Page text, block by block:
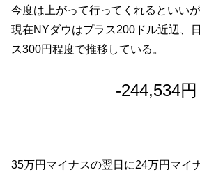
今度は上がって行ってくれるといい
現在NYダウはプラス200ドル近辺、
ス300円程度で推移している。
-244,534円
35万円マイナスの翌日に24万円マイ